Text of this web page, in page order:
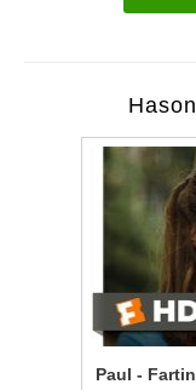
Paul -